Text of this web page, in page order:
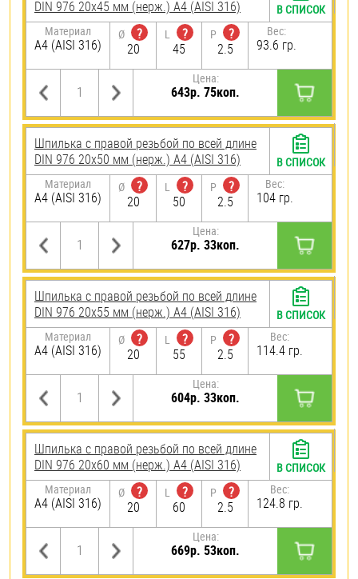
DIN 976 20х45 мм (нерж.) A4 (AISI 316)
Материал
A4 (AISI 316)
Ø
?
20
L
?
45
P
?
2.5
Вес:
93.6 гр.
Цена:
643р. 75коп.
В СПИСОК
Шпилька с правой резьбой по всей длине
DIN 976 20х50 мм (нерж.) A4 (AISI 316)
Материал
A4 (AISI 316)
Ø
?
20
L
?
50
P
?
2.5
Вес:
104 гр.
Цена:
627р. 33коп.
В СПИСОК
Шпилька с правой резьбой по всей длине
DIN 976 20х55 мм (нерж.) A4 (AISI 316)
Материал
A4 (AISI 316)
Ø
?
20
L
?
55
P
?
2.5
Вес:
114.4 гр.
Цена:
604р. 33коп.
В СПИСОК
Шпилька с правой резьбой по всей длине
DIN 976 20х60 мм (нерж.) A4 (AISI 316)
Материал
A4 (AISI 316)
Ø
?
20
L
?
60
P
?
2.5
Вес:
124.8 гр.
Цена:
669р. 53коп.
В СПИСОК